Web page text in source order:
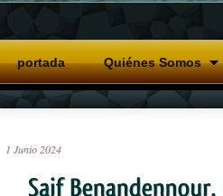
portada Quiénes Somos
1 Junio 2024